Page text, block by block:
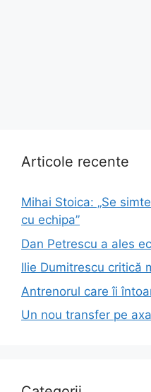
Articole recente
Mihai Stoica: „Se
cu echipa”
Dan Petrescu a ales
Ilie Dumitrescu critică
Antrenorul care îi
Un nou transfer pe